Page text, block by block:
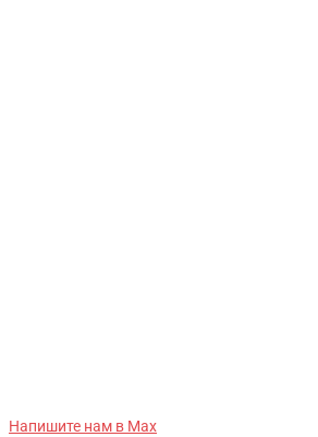
Напишите нам в Max